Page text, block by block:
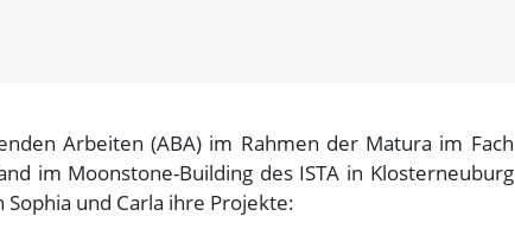
Arbeiten (ABA) im Rahmen der Matura im Fach
im Moonstone-Building des ISTA in Klosterneuburg
und Carla ihre Projekte: